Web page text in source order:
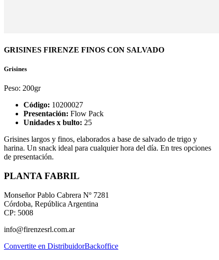
GRISINES FIRENZE FINOS CON SALVADO
Grisines
Peso: 200gr
Código: 10200027
Presentación: Flow Pack
Unidades x bulto: 25
Grisines largos y finos, elaborados a base de salvado de trigo y
harina. Un snack ideal para cualquier hora del día. En tres opciones
de presentación.
PLANTA FABRIL
Monseñor Pablo Cabrera Nº 7281
Córdoba, República Argentina
CP: 5008
info@firenzesrl.com.ar
Convertite en DistribuidorBackoffice